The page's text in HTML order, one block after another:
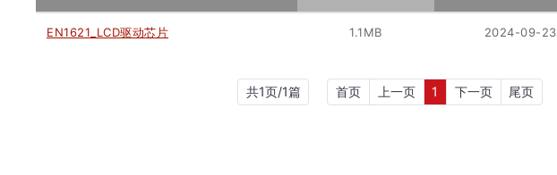
EN1621_LCD驱动芯片 1.1MB 2024-09-23
共1页/1篇 首页 上一页 1 下一页 尾页